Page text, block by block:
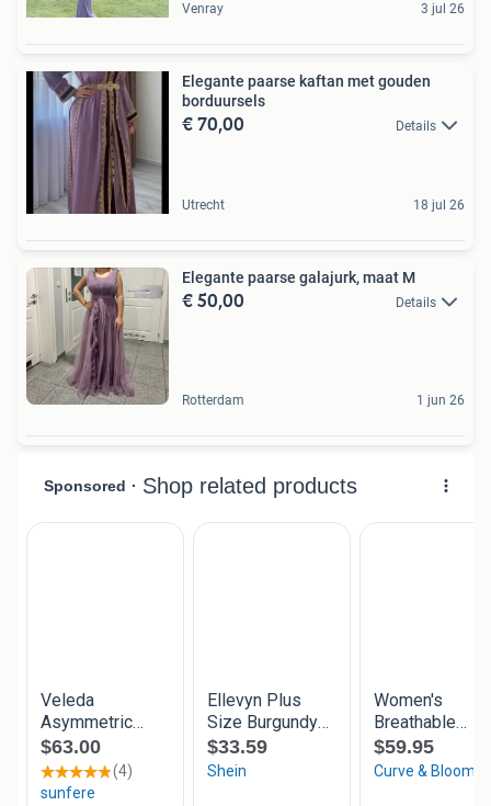
Venray 3 jul 26
Elegante paarse kaftan met gouden
borduursels
€ 70,00 Details
Utrecht 18 jul 26
Elegante paarse galajurk, maat M
€ 50,00 Details
Rotterdam 1 jun 26